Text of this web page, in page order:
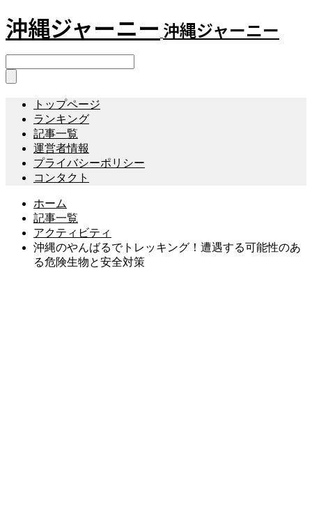
沖縄ジャーニー 沖縄ジャーニー
トップページ
ランキング
記事一覧
運営者情報
プライバシーポリシー
コンタクト
ホーム
記事一覧
アクティビティ
沖縄のやんばるでトレッキング！遭遇する可能性のあ
る危険生物と安全対策